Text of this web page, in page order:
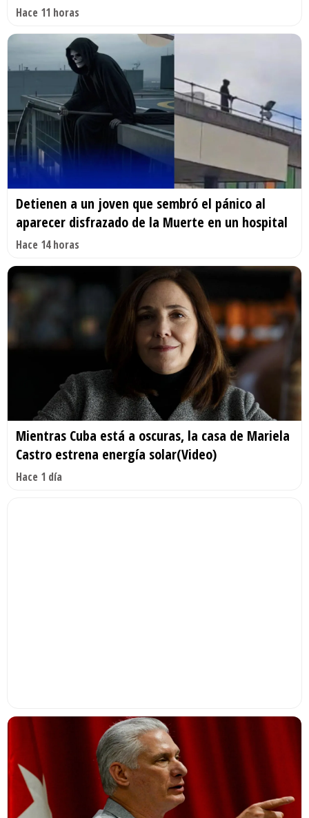
Hace 11 horas
Detienen a un joven que sembró el pánico al
aparecer disfrazado de la Muerte en un hospital
Hace 14 horas
Mientras Cuba está a oscuras, la casa de Mariela
Castro estrena energía solar(Video)
Hace 1 día